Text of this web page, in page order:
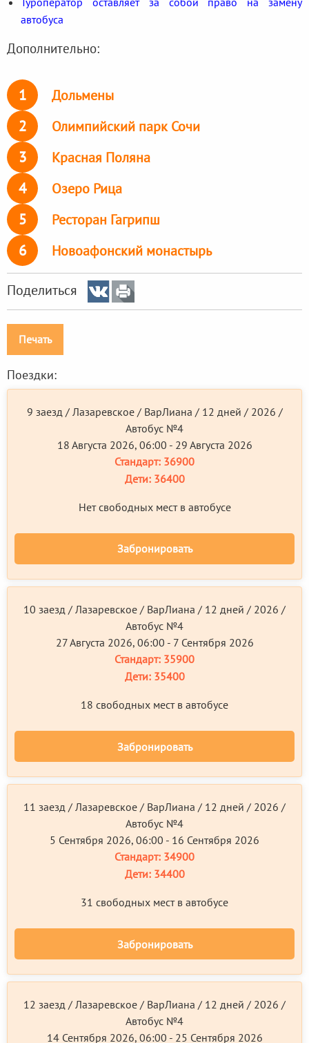
автобуса
Дополнительно:
1 Дольмены
2 Олимпийский парк Сочи
3 Красная Поляна
4 Озеро Рица
5 Ресторан Гагрипш
6 Новоафонский монастырь
Поделиться
Печать
Поездки:
9 заезд / Лазаревское / ВарЛиана / 12 дней / 2026 /
Автобус №4
18 Августа 2026, 06:00 - 29 Августа 2026
Стандарт: 36900
Дети:36400
Нет свободных мест в автобусе
Забронировать
10 заезд / Лазаревское / ВарЛиана / 12 дней / 2026 /
Автобус №4
27 Августа 2026, 06:00 - 7 Сентября 2026
Стандарт: 35900
Дети:35400
18 свободных мест в автобусе
Забронировать
11 заезд / Лазаревское / ВарЛиана / 12 дней / 2026 /
Автобус №4
5 Сентября 2026, 06:00 - 16 Сентября 2026
Стандарт: 34900
Дети:34400
31 свободных мест в автобусе
Забронировать
12 заезд / Лазаревское / ВарЛиана / 12 дней / 2026 /
Автобус №4
14 Сентября 2026, 06:00 - 25 Сентября 2026